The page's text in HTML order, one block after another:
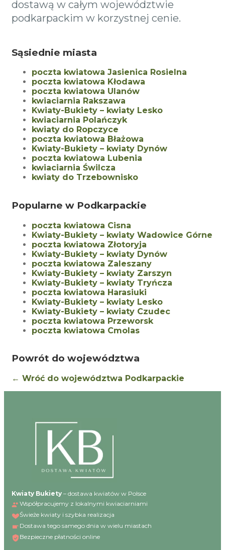
dostawą w całym województwie
podkarpackim w korzystnej cenie.
Sąsiednie miasta
poczta kwiatowa Jasienica Rosielna
poczta kwiatowa Kłodawa
poczta kwiatowa Ulanów
kwiaciarnia Rakszawa
Kwiaty-Bukiety – kwiaty Lesko
kwiaciarnia Polańczyk
kwiaty do Ropczyce
poczta kwiatowa Błażowa
Kwiaty-Bukiety – kwiaty Dynów
poczta kwiatowa Lubenia
kwiaciarnia Świlcza
kwiaty do Trzebownisko
Popularne w Podkarpackie
poczta kwiatowa Cisna
Kwiaty-Bukiety – kwiaty Wadowice Górne
poczta kwiatowa Złotoryja
Kwiaty-Bukiety – kwiaty Dynów
poczta kwiatowa Zaleszany
Kwiaty-Bukiety – kwiaty Zarszyn
Kwiaty-Bukiety – kwiaty Tryńcza
poczta kwiatowa Harasiuki
Kwiaty-Bukiety – kwiaty Lesko
Kwiaty-Bukiety – kwiaty Czudec
poczta kwiatowa Przeworsk
poczta kwiatowa Cmolas
Powrót do województwa
← Wróć do województwa Podkarpackie
Kwiaty Bukiety – dostawa kwiatów w Polsce
Współpracujemy z lokalnymi kwiaciarniami
Świeże kwiaty i szybka realizacja
Dostawa tego samego dnia w wielu miastach
Bezpieczne płatności online